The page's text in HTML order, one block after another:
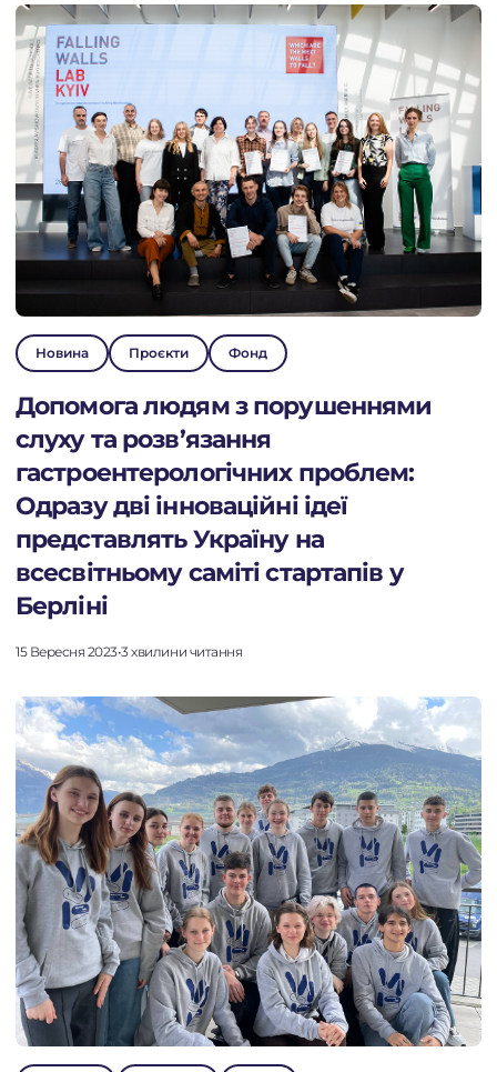
Новина Проєкти Фонд
Допомога людям з порушеннями
слуху та розв’язання
гастроентерологічних проблем:
Одразу дві інноваційні ідеї
представлять Україну на
всесвітньому саміті стартапів у
Берліні
15 Вересня 2023•3 хвилини читання